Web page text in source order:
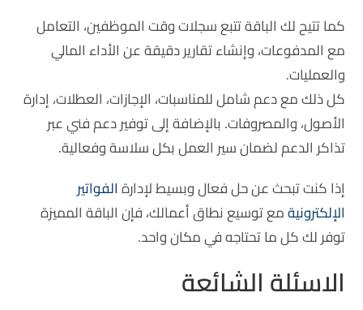
كما تتيح لك الباقة تتبع سجلات وقت الموظفين، التعامل
مع المدفوعات، وإنشاء تقارير دقيقة عن الأداء المالي
والعمليات.
كل ذلك مع دعم شامل للمناسبات، الإجازات، العطلات، إدارة
الأصول، والمصروفات. بالإضافة إلى توفير دعم فني عبر
تذاكر الدعم لضمان سير العمل بكل سلاسة وفعالية.
إذا كنت تبحث عن حل فعال وبسيط لإدارةالفواتير
الإلكترونيةمع توسيع نطاق أعمالك، فإن الباقة المميزة
توفر لك كل ما تحتاجه في مكان واحد.
الاسئلة الشائعة